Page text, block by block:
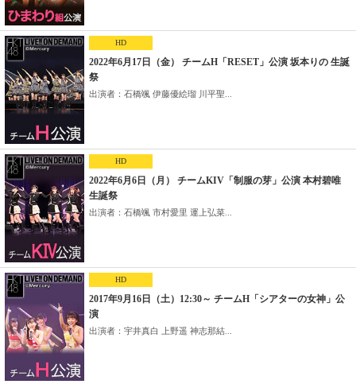
HD
2022年6月17日（金） チームH「RESET」公演 坂本りの 生誕
祭
出演者：石橋颯 伊藤優絵瑠 川平聖...
HD
2022年6月6日（月） チームKIV「制服の芽」公演 本村碧唯
生誕祭
出演者：石橋颯 市村愛里 運上弘菜...
HD
2017年9月16日（土）12:30～ チームH「シアターの女神」公
演
出演者：宇井真白 上野遥 神志那結...